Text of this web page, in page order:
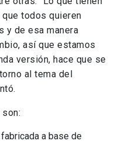
todos quieren
y de esa manera
así que estamos
versión, hace que se
al tema del
a base de